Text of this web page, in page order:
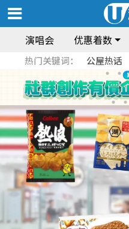
演唱会 优惠着数
热门关键词： 公屋热话